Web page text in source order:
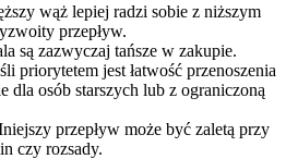
wąż lepiej radzi sobie z niższym
przepływ.
są zazwyczaj tańsze w zakupie.
priorytetem jest łatwość przenoszenia
dla osób starszych lub z ograniczoną
przepływ może być zaletą przy
czy rozsady.